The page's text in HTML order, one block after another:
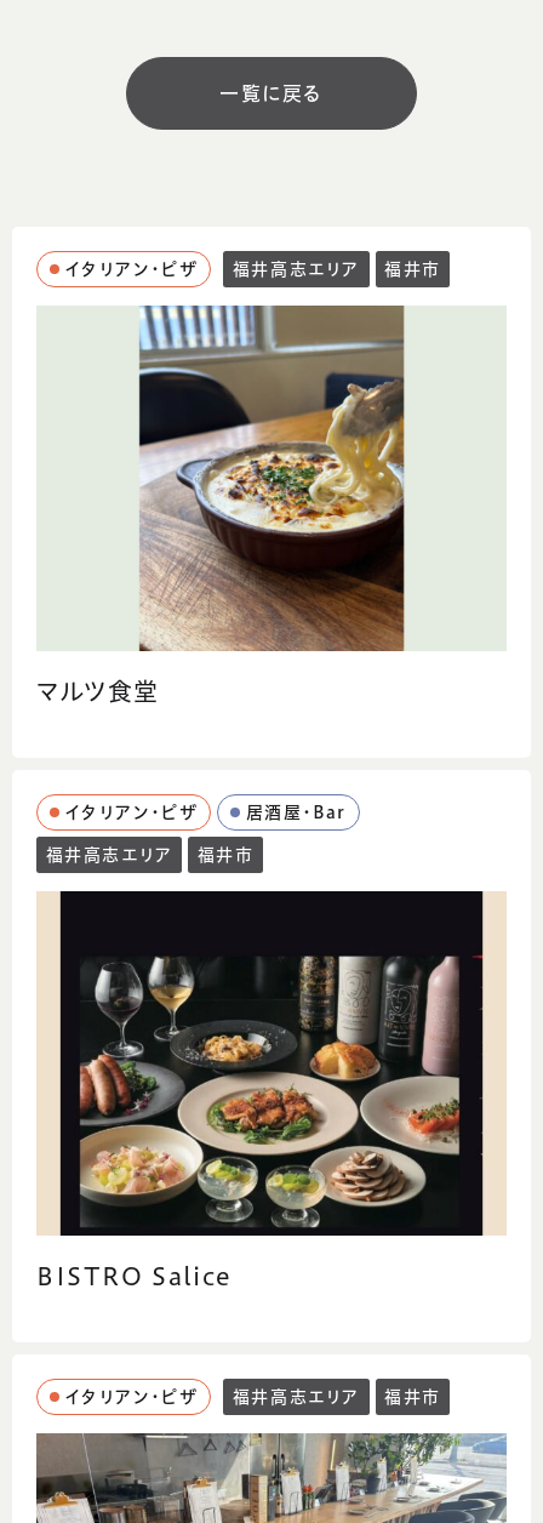
年中無休
コメント
ピザ専門店、テキサスハンズでは手作りの出
来立てピザをお届けしています。店内での飲食
とお持ち帰りは、手作りピザが全品宅配価格
一覧に戻る
イタリアン・ピザ 福井高志エリア 福井市
マルツ食堂
イタリアン・ピザ
居酒屋・Bar
福井高志エリア
福井市
BISTRO Salice
イタリアン・ピザ 福井高志エリア 福井市